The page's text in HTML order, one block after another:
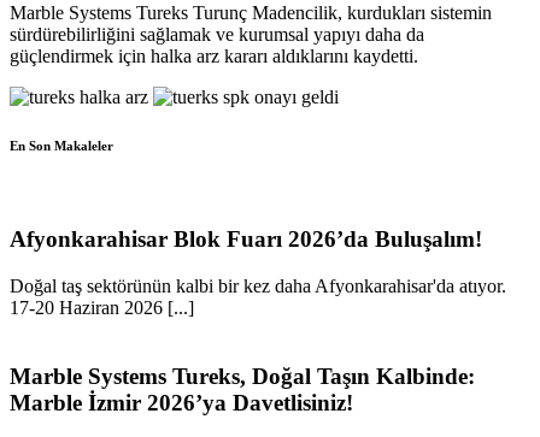
Marble Systems Tureks Turunç Madencilik, kurdukları sistemin
sürdürebilirliğini sağlamak ve kurumsal yapıyı daha da
güçlendirmek için halka arz kararı aldıklarını kaydetti.
En Son Makaleler
Afyonkarahisar Blok Fuarı 2026’da Buluşalım!
Doğal taş sektörünün kalbi bir kez daha Afyonkarahisar'da atıyor.
17-20 Haziran 2026 [...]
Marble Systems Tureks, Doğal Taşın Kalbinde:
Marble İzmir 2026’ya Davetlisiniz!